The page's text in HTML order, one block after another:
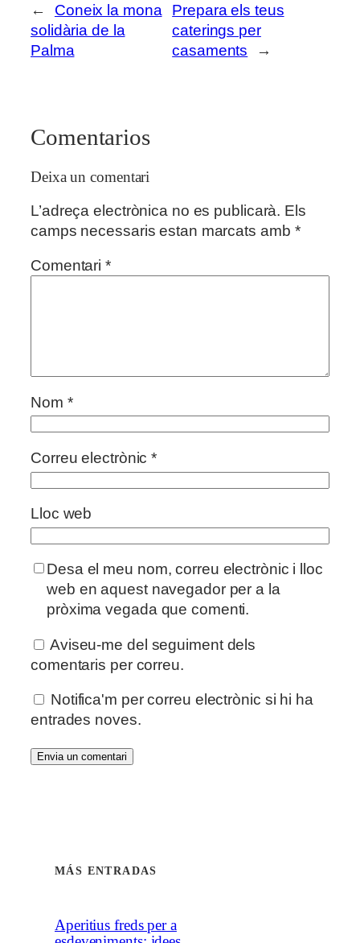
←
Coneix la mona
solidària de la
Palma
Prepara els teus
caterings per
casaments
→
Comentarios
Deixa un comentari
L’adreça electrònica no es publicarà. Els
camps necessaris estan marcats amb *
Comentari*
Nom *
Correu electrònic*
Lloc web
Desa el meu nom, correu electrònic i lloc
web en aquest navegador per a la
pròxima vegada que comenti.
Aviseu-me del seguiment dels
comentaris per correu.
Notifica'm per correu electrònic si hi ha
entrades noves.
MÁS ENTRADAS
Aperitius freds per a